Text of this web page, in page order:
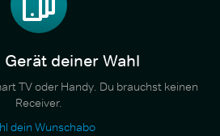
Gerät deiner Wahl
TV oder Handy. Du brauchst keinen
Receiver.
dein Wunschabo